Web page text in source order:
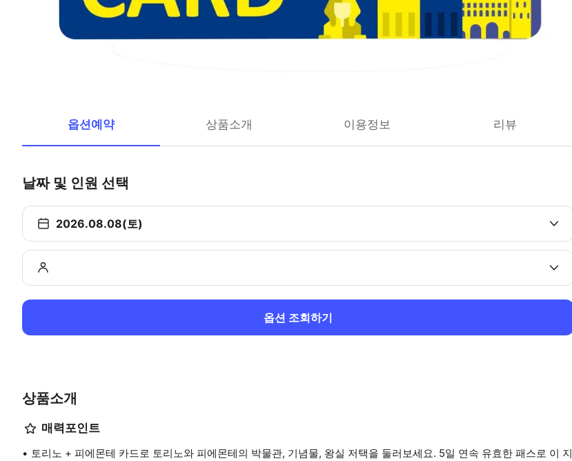
옵션예약 상품소개 이용정보 리뷰
날짜 및 인원 선택
2026.08.08(토)
옵션 조회하기
상품소개
매력포인트
토리노 + 피에몬테 카드로 토리노와 피에몬테의 박물관, 기념물, 왕실 저택을 둘러보세요. 5일 연속 유효한 패스로 이 지